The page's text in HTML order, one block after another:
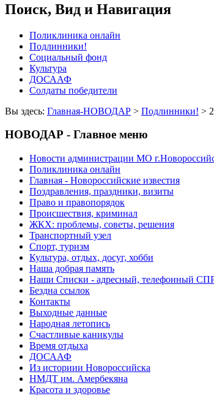
Поиск, Вид и Навигация
Поликлиника онлайн
Подлинники!
Социальный фонд
Культура
ДОСААФ
Солдаты победители
Вы здесь: Главная-НОВОДАР > Подлинники! >
НОВОДАР - Главное меню
Новости администрации МО
Поликлиника онлайн
Главная - Новороссийские известия
Поздравления, праздники, визиты
Право и правопорядок
Происшествия, криминал
ЖКХ: проблемы, советы, решения
Транспортный узел
Спорт, туризм
Культура, отдых, досуг, хобби
Наша добрая память
Наши Списки - адресный, телефонный
Бездна ссылок
Контакты
Выходные данные
Народная летопись
Счастливые каникулы
Время отдыха
ДОСААФ
Из историии Новороссийска
НМДТ им. Амербекяна
Красота и здоровье